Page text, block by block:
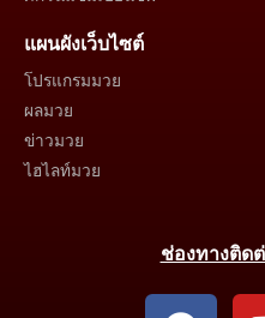
แผนผังเว็บไซต์
โปรแกรมมวย
ผลมวย
ข่าวมวย
ไฮไลท์มวย
ช่องทางติด